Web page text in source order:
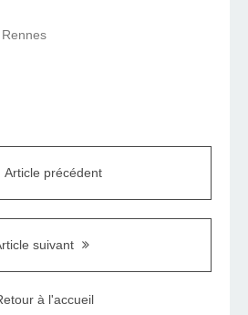
Article précédent
suivant
à l'accueil